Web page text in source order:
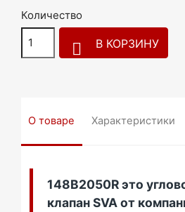
Количество
 В КОРЗИНУ
О товаре Характеристики
148B2050R это
клапан SVA от